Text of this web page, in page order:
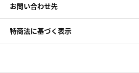
お問い合わせ先
特商法に基づく表示